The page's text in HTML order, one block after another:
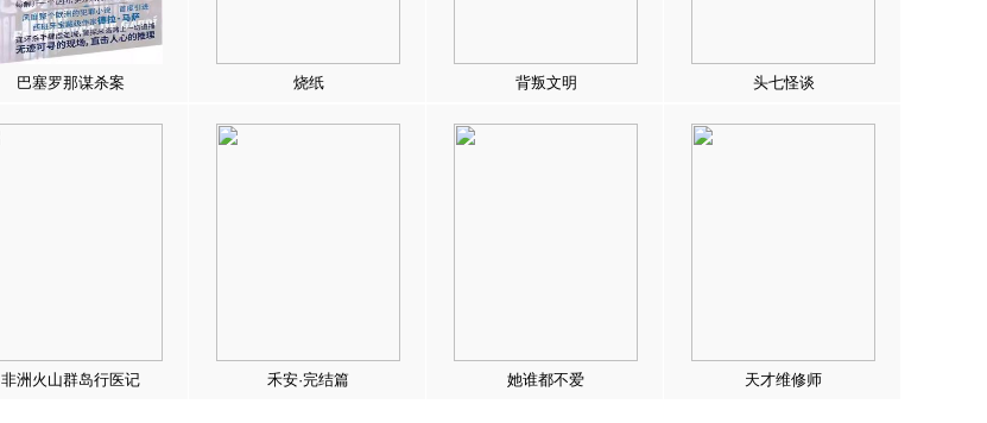
巴塞罗那谋杀案 烧纸 背叛文明 头七怪谈
非洲火山群岛行医记 禾安·完结篇 她谁都不爱 天才维修师